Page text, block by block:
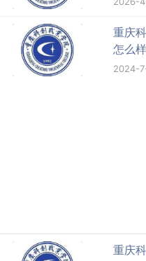
重庆
怎么样
2024-
重庆